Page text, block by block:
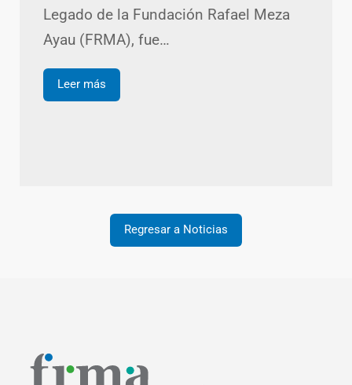
Legado de la Fundación Rafael Meza
Ayau (FRMA), fue…
Leer más
Regresar a Noticias